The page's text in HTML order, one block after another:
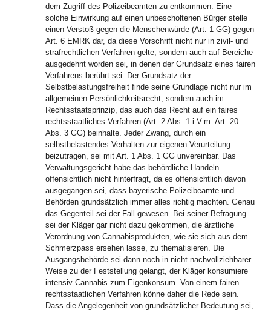
dem Zugriff des Polizeibeamten zu entkommen. Eine
solche Einwirkung auf einen unbescholtenen Bürger stelle
einen Verstoß gegen die Menschenwürde (Art. 1 GG) gegen
Art. 6 EMRK dar, da diese Vorschrift nicht nur in zivil- und
strafrechtlichen Verfahren gelte, sondern auch auf Bereiche
ausgedehnt worden sei, in denen der Grundsatz eines fairen
Verfahrens berührt sei. Der Grundsatz der
Selbstbelastungsfreiheit finde seine Grundlage nicht nur im
allgemeinen Persönlichkeitsrecht, sondern auch im
Rechtsstaatsprinzip, das auch das Recht auf ein faires
rechtsstaatliches Verfahren (Art. 2 Abs. 1 i.V.m. Art. 20
Abs. 3 GG) beinhalte. Jeder Zwang, durch ein
selbstbelastendes Verhalten zur eigenen Verurteilung
beizutragen, sei mit Art. 1 Abs. 1 GG unvereinbar. Das
Verwaltungsgericht habe das behördliche Handeln
offensichtlich nicht hinterfragt, da es offensichtlich davon
ausgegangen sei, dass bayerische Polizeibeamte und
Behörden grundsätzlich immer alles richtig machten. Genau
das Gegenteil sei der Fall gewesen. Bei seiner Befragung
sei der Kläger gar nicht dazu gekommen, die ärztliche
Verordnung von Cannabisprodukten, wie sie sich aus dem
Schmerzpass ersehen lasse, zu thematisieren. Die
Ausgangsbehörde sei dann noch in nicht nachvollziehbarer
Weise zu der Feststellung gelangt, der Kläger konsumiere
intensiv Cannabis zum Eigenkonsum. Von einem fairen
rechtsstaatlichen Verfahren könne daher die Rede sein.
Dass die Angelegenheit von grundsätzlicher Bedeutung sei,